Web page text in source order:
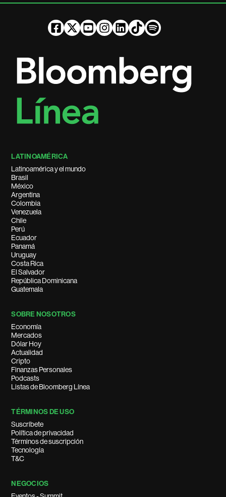
LATINOAMÉRICA
Latinoamérica y el mundo
Brasil
México
Argentina
Colombia
Venezuela
Chile
Perú
Ecuador
Panamá
Uruguay
Costa Rica
El Salvador
República Dominicana
Guatemala
SOBRE NOSOTROS
Economía
Mercados
Dólar Hoy
Actualidad
Cripto
Finanzas Personales
Podcasts
Listas de Bloomberg Línea
TÉRMINOS DE USO
Suscríbete
Política de privacidad
Términos de suscripción
Tecnología
T&C
NEGOCIOS